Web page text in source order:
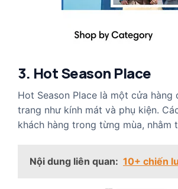
3. Hot Season Place
Hot Season Place là một cửa
trang như kính mát và phụ kiện.
khách hàng trong từng mùa, nhằm
Nội dung liên quan: 10+ chiến